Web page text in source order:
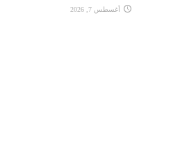
أغسطس 7, 2026